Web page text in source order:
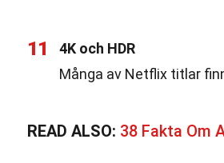
11
4K och HDR
Många av Netflix titlar
READ ALSO: 38 Fakta Om